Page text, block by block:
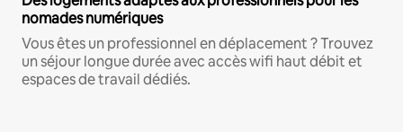
nomades numériques
Vous êtes un professionnel en déplacement ? Trouvez
un séjour longue durée avec accès wifi haut débit et
espaces de travail dédiés.